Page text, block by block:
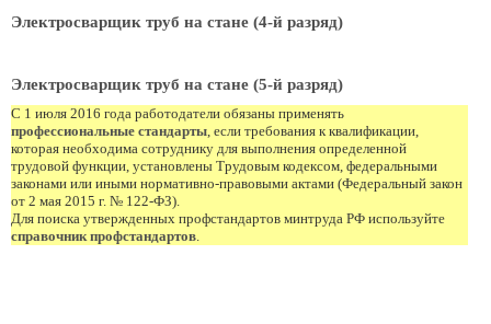
Электросварщик труб на стане (4-й разряд)
Электросварщик труб на стане (5-й разряд)
С 1 июля 2016 года работодатели обязаны применять
профессиональные стандарты, если требования к квалификации,
которая необходима сотруднику для выполнения определенной
трудовой функции, установлены Трудовым кодексом, федеральными
законами или иными нормативно-правовыми актами (Федеральный закон
от 2 мая 2015 г. № 122-ФЗ).
Для поиска утвержденных профстандартов минтруда РФ используйте
справочник профстандартов.